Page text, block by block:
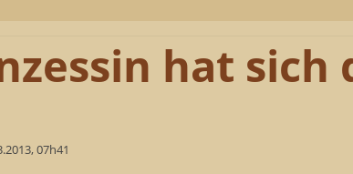
hat sich
07h41